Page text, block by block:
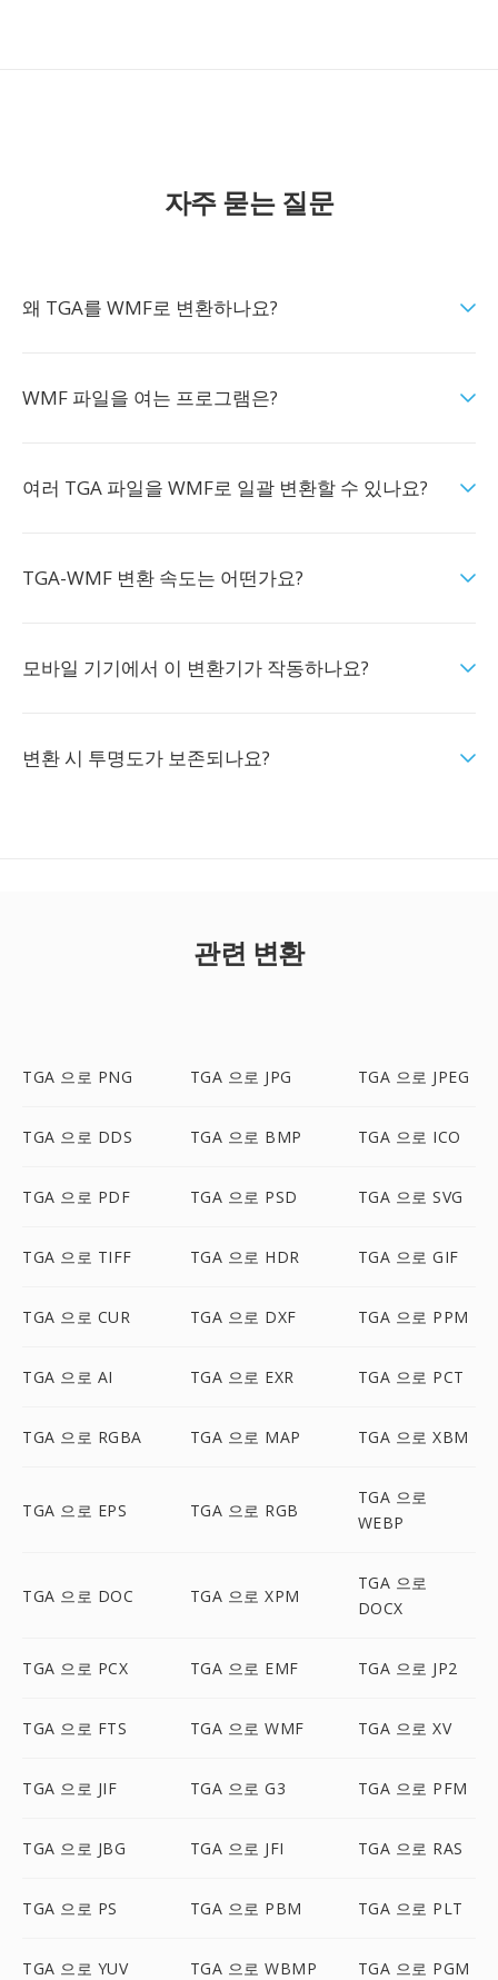
자주 묻는 질문
왜 TGA를 WMF로 변환하나요?
WMF 파일을 여는 프로그램은?
여러 TGA 파일을 WMF로 일괄 변환할 수 있나요?
TGA-WMF 변환 속도는 어떤가요?
모바일 기기에서 이 변환기가 작동하나요?
변환 시 투명도가 보존되나요?
관련 변환
TGA 으로 PNG TGA 으로 JPG TGA 으로 JPEG
TGA 으로 DDS TGA 으로 BMP TGA 으로 ICO
TGA 으로 PDF TGA 으로 PSD TGA 으로 SVG
TGA 으로 TIFF TGA 으로 HDR TGA 으로 GIF
TGA 으로 CUR TGA 으로 DXF TGA 으로 PPM
TGA 으로 AI TGA 으로 EXR TGA 으로 PCT
TGA 으로 RGBA TGA 으로 MAP TGA 으로 XBM
TGA 으로 EPS TGA 으로 RGB
TGA 으로
WEBP
TGA 으로 DOC TGA 으로 XPM
TGA 으로
DOCX
TGA 으로 PCX TGA 으로 EMF TGA 으로 JP2
TGA 으로 FTS TGA 으로 WMF TGA 으로 XV
TGA 으로 JIF TGA 으로 G3 TGA 으로 PFM
TGA 으로 JBG TGA 으로 JFI TGA 으로 RAS
TGA 으로 PS TGA 으로 PBM TGA 으로 PLT
TGA 으로 YUV TGA 으로 WBMP TGA 으로 PGM